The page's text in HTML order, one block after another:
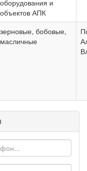
оборудования и
объектов АПК
зерновые, бобовые,
масличные